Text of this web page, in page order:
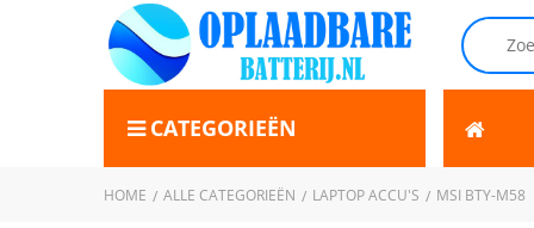
CATEGORIEËN
HOME ALLE CATEGORIEËN LAPTOP ACCU'S MSI BTY-M58